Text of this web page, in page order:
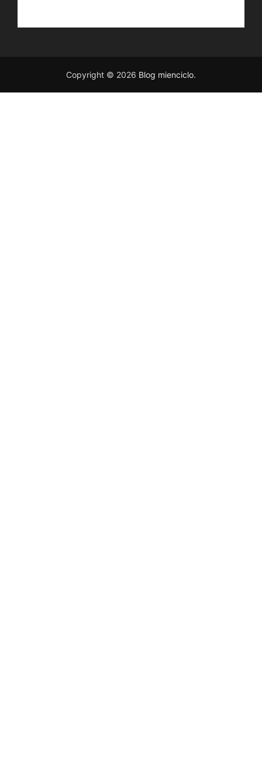
Copyright © 2026 Blog mienciclo.